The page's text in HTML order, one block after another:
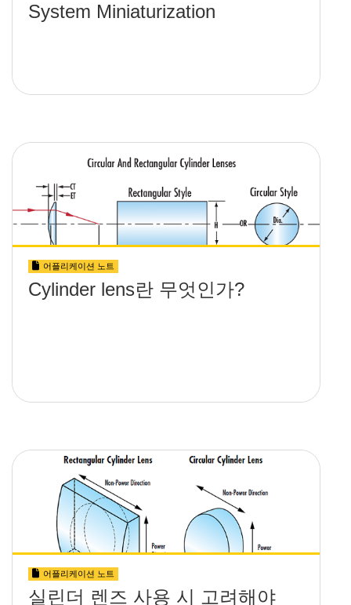
System Miniaturization
어플리케이션 노트
Cylinder lens란 무엇인가?
어플리케이션 노트
실린더 렌즈 사용 시 고려해야